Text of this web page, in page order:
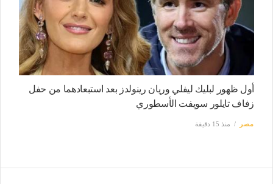
أول ظهور لبليك ليفلي وريان رينولدز بعد استبعادهما من حفل
زفاف تايلور سويفت الأسطوري
مصر منذ 15 دقيقة